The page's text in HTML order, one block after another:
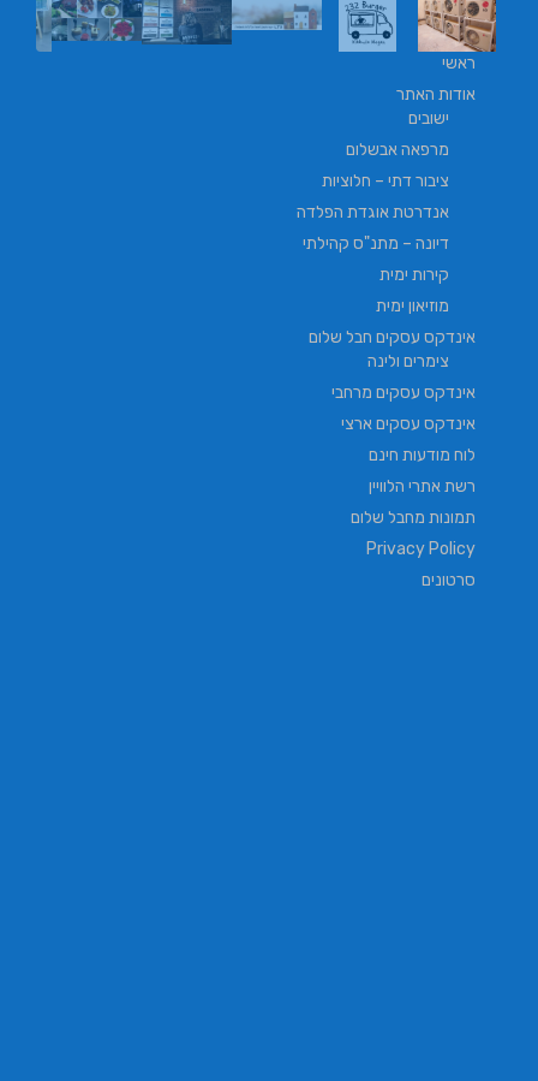
ראשי
אודות האתר
ישובים
מרפאה אבשלום
ציבור דתי – חלוציות
אנדרטת אוגדת הפלדה
דיונה – מתנ"ס קהילתי
קירות ימית
מוזיאון ימית
אינדקס עסקים חבל שלום
צימרים ולינה
אינדקס עסקים מרחבי
אינדקס עסקים ארצי
לוח מודעות חינם
רשת אתרי הלוויין
תמונות מחבל שלום
Privacy Policy
סרטונים